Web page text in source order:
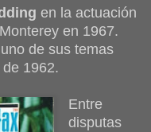
en la actuación
en 1967.
de sus temas
de 1962.
Entre
disputas